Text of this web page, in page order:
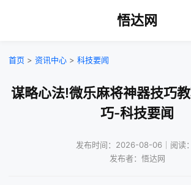
悟达网
首页 > 资讯中心 > 科技要闻
谋略心法!微乐麻将神器技巧
巧-科技要闻
发布时间：2026-08-06｜阅读
发布者：悟达网